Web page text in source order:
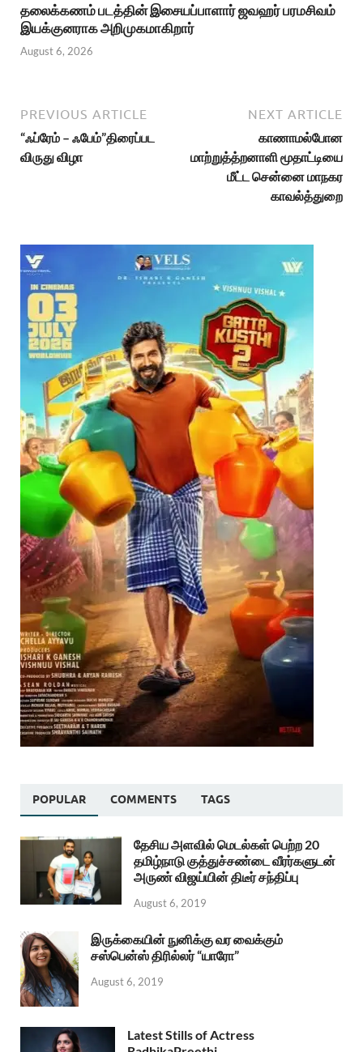
தலைக்கணம் படத்தின் இசையப்பாளார் ஜவஹர் பரமசிவம்
இயக்குனராக அறிமுகமாகிறார்
August 6, 2026
PREVIOUS ARTICLE
“ஃப்ரேம் – ஃபேம்”திரைப்பட
விருது விழா
NEXT ARTICLE
காணாமல்போன
மாற்றுத்த்றனாளி மூதாட்டியை
மீட்ட சென்னை மாநகர
காவல்த்துறை
POPULAR COMMENTS TAGS
தேசிய அளவில் மெடல்கள் பெற்ற 20
தமிழ்நாடு குத்துச்சண்டை வீரர்களுடன்
அருண் விஜய்யின் திடீர் சந்திப்பு
August 6, 2019
இருக்கையின் நுனிக்கு வர வைக்கும்
சஸ்பென்ஸ் திரில்லர் “யாரோ”
August 6, 2019
Latest Stills of Actress